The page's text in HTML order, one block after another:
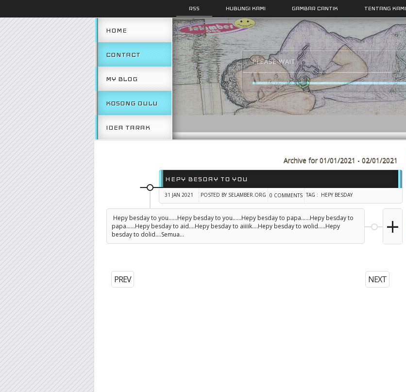
RSS HUBUNGI KAMI GAMBAR CANTIK TENTANG KAMI
HOME
CONTACT
MY BLOG
KOSONG DULU
IDEA TARAK
Archive for 01/01/2021 - 02/01/2021
HEPY BESDAY TO YOU
31 JAN 2021 POSTED BY SELAMBER.ORG 0 COMMENTS TAG : HEPY BESDAY
+
Hepy besday to you......Hepy besday to you......Hepy besday to papa......Hepy besday to
papa......Hepy besday to aid....Hepy besday to aiiiik....Hepy besday to wolid.....Hepy
besday to dolid....Semua...
NEXT
PREV